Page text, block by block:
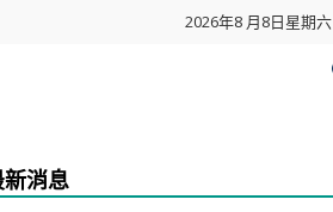
2026年8 月8日星期六
新消息